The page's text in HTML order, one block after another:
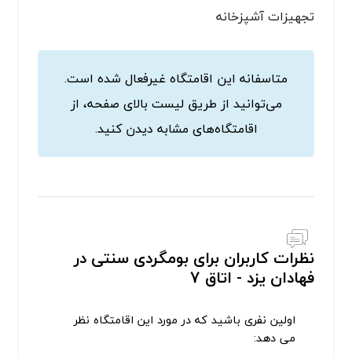
تجهیزات آشپزخانه
متاسفانه این اقامتگاه غیرفعال شده است.
می‌توانید از طریق لیست بالای صفحه، از
اقامتگاه‌های مشابه دیدن کنید.
نظرات کاربران برای بومگردی سنتی در
فهادان یزد - اتاق 7
اولین نفری باشید که در مورد این اقامتگاه نظر
می دهد: